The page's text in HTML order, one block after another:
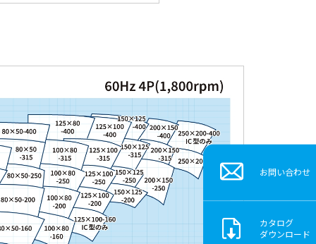
お問い合わせ
カタログ
ダウンロード